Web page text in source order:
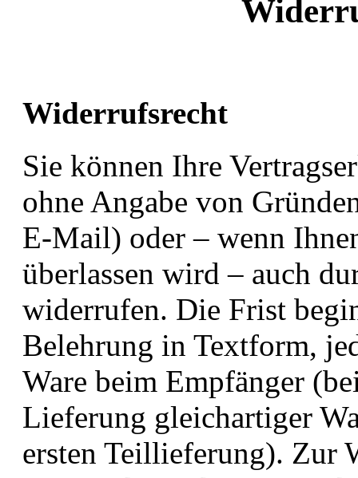
Widerrufsrecht
Sie können Ihre
ohne Angabe von
E-Mail) oder – wenn
überlassen wird – auch
widerrufen. Die Frist
Belehrung in Textform,
Ware beim Empfänger
Lieferung gleichartiger
ersten Teillieferung). Zur